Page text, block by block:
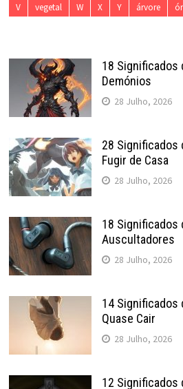
V
vegetal W X Y árvore
18 Significados
Demónios
28 Julho, 2026
28 Significados
Fugir de Casa
28 Julho, 2026
18 Significados
Auscultadores
28 Julho, 2026
14 Significados
Quase Cair
28 Julho, 2026
12 Significados